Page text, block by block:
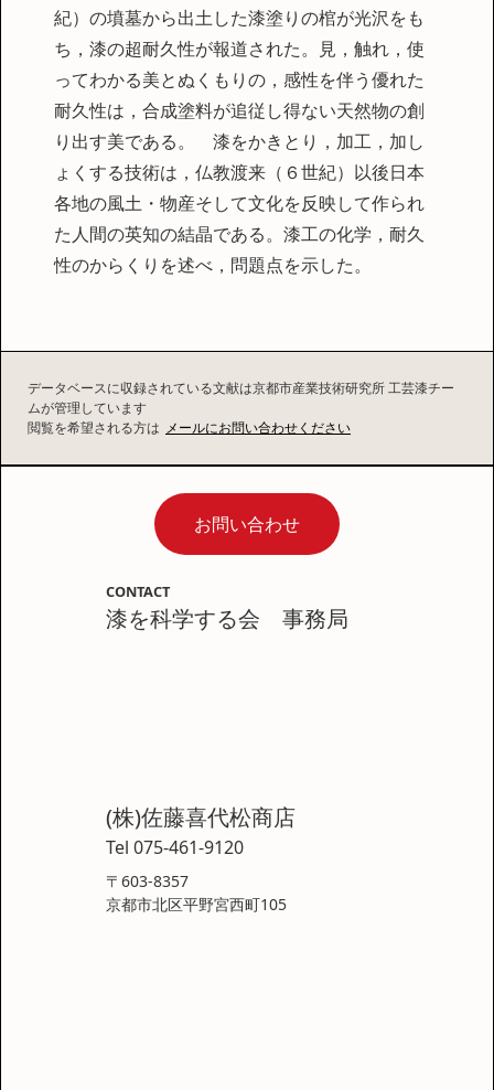
紀）の墳墓から出土した漆塗りの棺が光沢をも
ち，漆の超耐久性が報道された。見，触れ，使
ってわかる美とぬくもりの，感性を伴う優れた
耐久性は，合成塗料が追従し得ない天然物の創
り出す美である。 漆をかきとり，加工，加し
ょくする技術は，仏教渡来（６世紀）以後日本
各地の風土・物産そして文化を反映して作られ
た人間の英知の結晶である。漆工の化学，耐久
性のからくりを述べ，問題点を示した。
データベースに収録されている文献は京都市産業技術研究所 工芸漆チー
ムが管理しています
閲覧を希望される方は メールにお問い合わせください
お問い合わせ
CONTACT
漆を科学する会 事務局
(株)佐藤喜代松商店
Tel 075-461-9120
〒603-8357
京都市北区平野宮西町105